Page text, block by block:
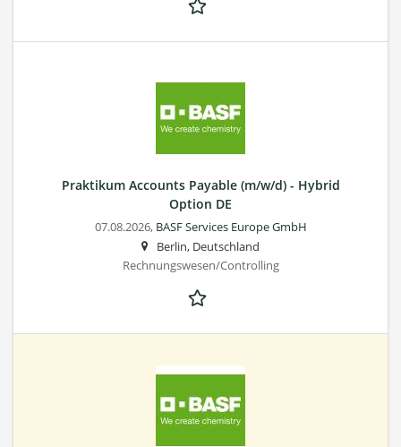
Praktikum Accounts Payable (m/w/d) - Hybrid
Option DE
07.08.2026, BASF Services Europe GmbH
Berlin, Deutschland
Rechnungswesen/Controlling